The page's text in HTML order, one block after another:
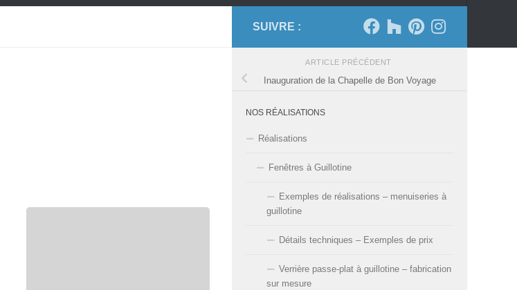
SUIVRE :
ARTICLE PRÉCÉDENT
Inauguration de la Chapelle de Bon Voyage
NOS RÉALISATIONS
Réalisations
Fenêtres à Guillotine
Exemples de réalisations – menuiseries à
guillotine
Détails techniques – Exemples de prix
Verrière passe-plat à guillotine – fabrication
sur mesure